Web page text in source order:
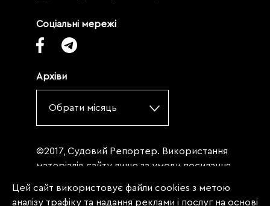
Соціальні мережі
Архіви
Обрати місяць
©2017, Судовий Репортер. Використання
матеріалів сайту лише за умови посилання
«Судовий репортер» не нижче третього
Цей сайт використовує файли cookies з метою
аналізу трафіку та надання реклами і послуг на основі